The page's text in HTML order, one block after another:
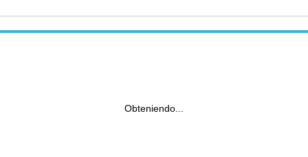
Obteniendo...